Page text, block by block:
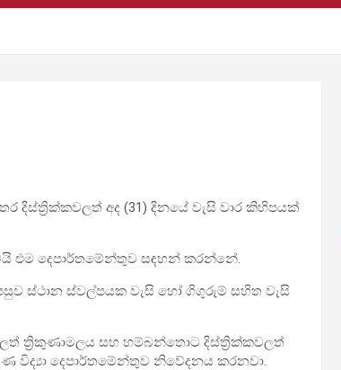
දිස්ත්‍රික්කවලත් අද (31) දිනයේ වැසි වාර කිහිපයක්
එම දෙපාර්තමේන්තුව සඳහන් කරන්නේ.
ස්ථාන ස්වල්පයක වැසි හෝ ගිගුරුම් සහිත වැසි
ත්‍රිකුණාමලය සහ හම්බන්තොට දිස්ත්‍රික්කවලත්
විද්‍යා දෙපාර්තමේන්තුව නිවේදනය කරනවා.